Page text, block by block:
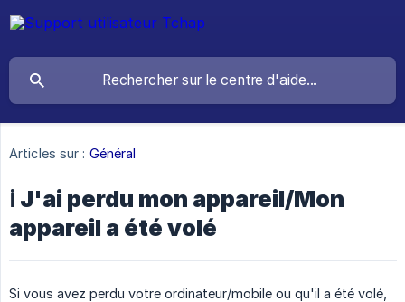
Articles sur : Général
ℹ️ J'ai perdu mon appareil/Mon
appareil a été volé
Si vous avez perdu votre ordinateur/mobile ou qu'il a été volé,